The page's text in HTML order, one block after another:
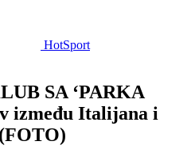
HotSport
SA ‘PARKA
između Italijana i